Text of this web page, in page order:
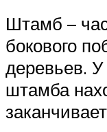
Штамб –
бокового
деревьев. У
штамба